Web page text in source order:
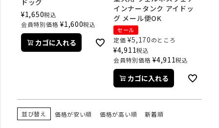
¥1,650税込
会員特別価格 ¥1,600税込
カゴに入れる
インナータンク アイドッ
グ メール便OK
セール
定価 ¥5,170のところ
¥4,911税込
会員特別価格 ¥4,911税込
カゴに入れる
並び替え 価格が安い順 価格が高い順 新着順